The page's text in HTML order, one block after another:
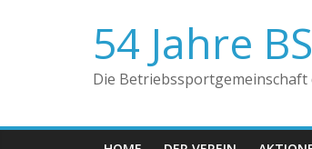
54 Jahre
Die Betriebssportgemeinschaft